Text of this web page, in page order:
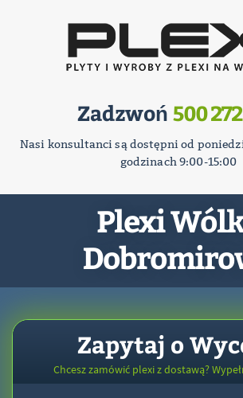
Zadzwoń 500
Nasi konsultanci są dostępni od
godzinach 9:00-15:00
Plexi
Zapytaj o
Chcesz zamówić plexi z dostawą?